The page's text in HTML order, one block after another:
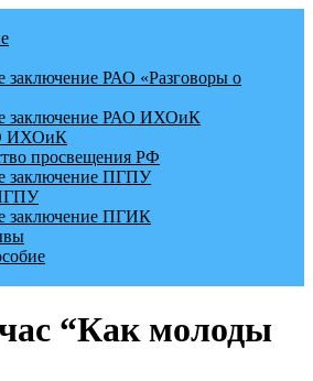
заключение РАО «Разговоры о
заключение РАО ИХОиК
ИХОиК
просвещения РФ
заключение ПГПУ
заключение ПГИК
“Как молоды